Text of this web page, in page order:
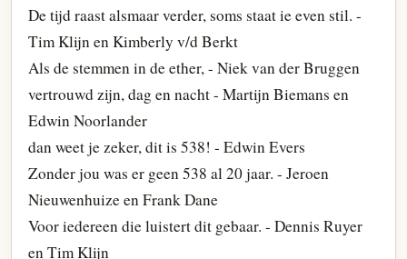
De tijd raast alsmaar verder, soms staat ie even stil. -
Tim Klijn en Kimberly v/d Berkt
Als de stemmen in de ether, - Niek van der Bruggen
vertrouwd zijn, dag en nacht - Martijn Biemans en
Edwin Noorlander
dan weet je zeker, dit is 538! - Edwin Evers
Zonder jou was er geen 538 al 20 jaar. - Jeroen
Nieuwenhuize en Frank Dane
Voor iedereen die luistert dit gebaar. - Dennis Ruyer
en Tim Klijn